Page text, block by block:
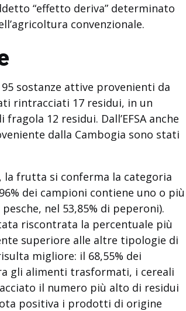
“effetto deriva” determinato
convenzionale.
sostanze attive provenienti da
rintracciati 17 residui, in un
12 residui. Dall’EFSA anche
dalla Cambogia sono stati
la frutta si conferma la categoria
dei campioni contiene uno o più
nel 53,85% di peperoni).
riscontrata la percentuale più
superiore alle altre tipologie di
migliore: il 68,55% dei
gli alimenti trasformati, i cereali
il numero più alto di residui
positiva i prodotti di origine